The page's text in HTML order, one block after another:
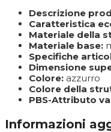
Descrizione
Caratteristica
Materiale della
Materiale base:
Specifiche
Dimensione
Colore: azzurro
Colore della
PBS-Attributo
Informazioni